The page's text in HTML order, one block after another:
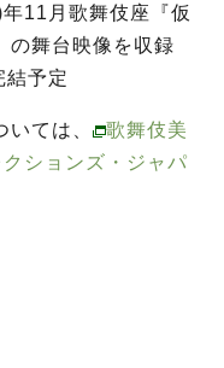
11月歌舞伎座『仮
舞台映像を収録
結予定
ては、
歌舞伎美
ションズ・ジャパ